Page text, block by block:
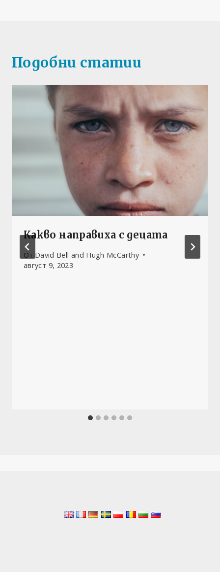
Подобни статии
Какво направиха с децата
От David Bell and Hugh McCarthy
август 9, 2023